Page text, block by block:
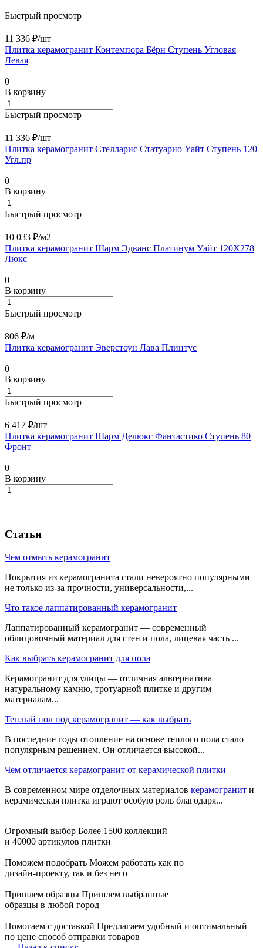
Быстрый просмотр
11 336 ₽/шт
Плитка керамогранит Контемпора Бёрн Ступень Угловая
Левая
0
В корзину
Быстрый просмотр
11 336 ₽/шт
Плитка керамогранит Стелларис Статуарио Уайт Ступень 120
Угл.пр
0
В корзину
Быстрый просмотр
10 033 ₽/м2
Плитка керамогранит Шарм Эдванс Платинум Уайт 120X278
Люкс
0
В корзину
Быстрый просмотр
806 ₽/м
Плитка керамогранит Эверстоун Лава Плинтус
0
В корзину
Быстрый просмотр
6 417 ₽/шт
Плитка керамогранит Шарм Делюкс Фантастико Ступень 80
Фронт
0
В корзину
Статьи
Чем отмыть керамогранит
Покрытия из керамогранита стали невероятно популярными
не только из-за прочности, универсальности,...
Что такое лаппатированный керамогранит
Лаппатированный керамогранит — современный
облицовочный материал для стен и пола, лицевая часть ...
Как выбрать керамогранит для пола
Керамогранит для улицы — отличная альтернатива
натуральному камню, тротуарной плитке и другим
материалам...
Теплый пол под керамогранит — как выбрать
В последние годы отопление на основе теплого пола стало
популярным решением. Он отличается высокой...
Чем отличается керамогранит от керамической плитки
В современном мире отделочных материалов керамогранит и
керамическая плитка играют особую роль благодаря...
Огромный выбор Более 1500 коллекций
и 40000 артикулов плитки
Поможем подобрать Можем работать как по
дизайн-проекту, так и без него
Пришлем образцы Пришлем выбранные
образцы в любой город
Помогаем с доставкой Предлагаем удобный и оптимальный
по цене способ отправки товаров